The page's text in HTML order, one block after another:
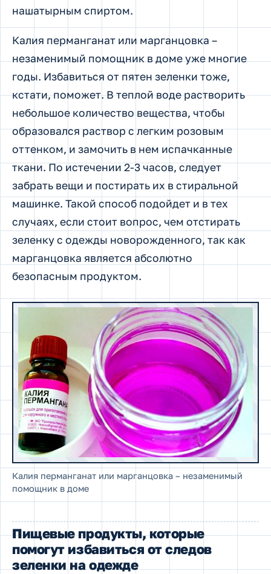
нашатырным спиртом.
Калия перманганат или марганцовка –
незаменимый помощник в доме уже многие
годы. Избавиться от пятен зеленки тоже,
кстати, поможет. В теплой воде растворить
небольшое количество вещества, чтобы
образовался раствор с легким розовым
оттенком, и замочить в нем испачканные
ткани. По истечении 2-3 часов, следует
забрать вещи и постирать их в стиральной
машинке. Такой способ подойдет и в тех
случаях, если стоит вопрос, чем отстирать
зеленку с одежды новорожденного, так как
марганцовка является абсолютно
безопасным продуктом.
Калия перманганат или марганцовка – незаменимый
помощник в доме
Пищевые продукты, которые
помогут избавиться от следов
зеленки на одежде